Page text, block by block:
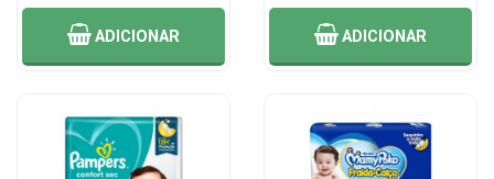
ADICIONAR ADICIONAR